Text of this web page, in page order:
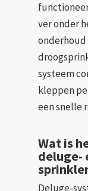
ver onder
systeem
kleppen
een snelle
Wat is
deluge-
Deluge-